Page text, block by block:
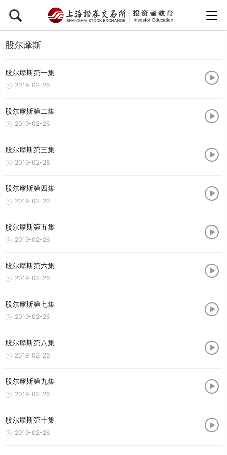
股尔摩斯
股尔摩斯第一集
2019-02-26
股尔摩斯第二集
2019-02-26
股尔摩斯第三集
2019-02-26
股尔摩斯第四集
2019-02-26
股尔摩斯第五集
2019-02-26
股尔摩斯第六集
2019-02-26
股尔摩斯第七集
2019-02-26
股尔摩斯第八集
2019-02-26
股尔摩斯第九集
2019-02-26
股尔摩斯第十集
2019-02-26